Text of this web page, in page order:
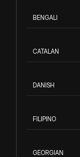
BENGALI
CATALAN
DANISH
FILIPINO
GEORGIAN